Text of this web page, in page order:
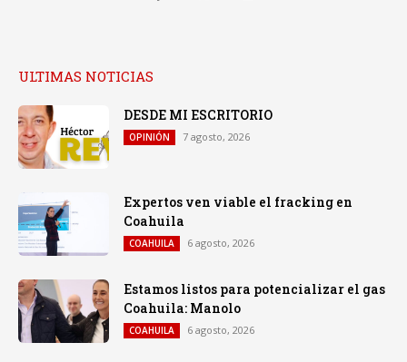
ULTIMAS NOTICIAS
DESDE MI ESCRITORIO
OPINIÓN 7 agosto, 2026
Expertos ven viable el fracking en
Coahuila
COAHUILA 6 agosto, 2026
Estamos listos para potencializar el gas
Coahuila: Manolo
COAHUILA 6 agosto, 2026